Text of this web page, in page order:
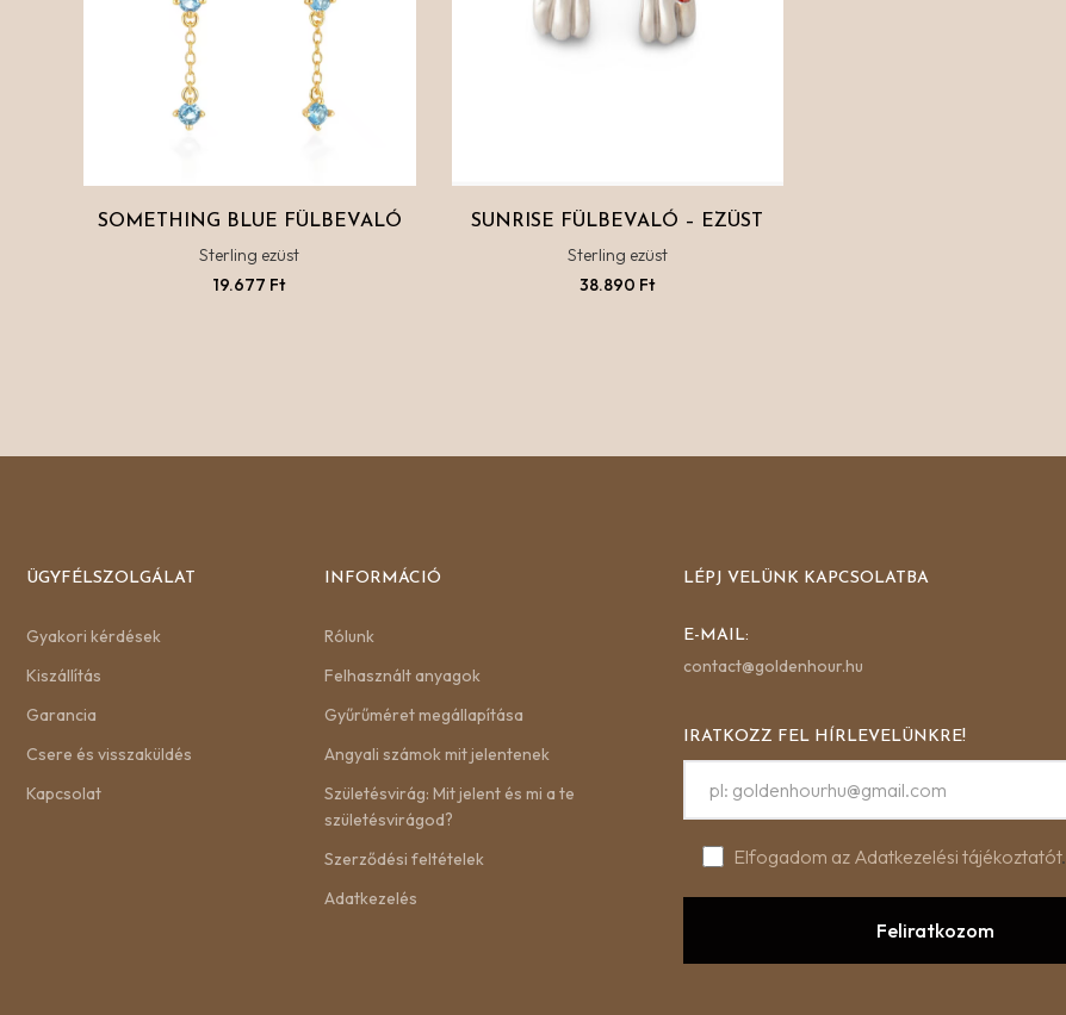
SOMETHING BLUE FÜLBEVALÓ
Sterling ezüst
19.677 Ft
SUNRISE FÜLBEVALÓ – EZÜST
Sterling ezüst
38.890 Ft
ÜGYFÉLSZOLGÁLAT
Gyakori kérdések
Kiszállítás
Garancia
Csere és visszaküldés
Kapcsolat
INFORMÁCIÓ
Rólunk
Felhasznált anyagok
Gyűrűméret megállapítása
Angyali számok mit jelentenek
Születésvirág: Mit jelent és mi a te
születésvirágod?
Szerződési feltételek
Adatkezelés
LÉPJ VELÜNK KAPCSOLATBA
E-MAIL:
contact@goldenhour.hu
IRATKOZZ FEL HÍRLEVELÜNKRE!
Elfogadom az Adatkezelési tájékoztatót.